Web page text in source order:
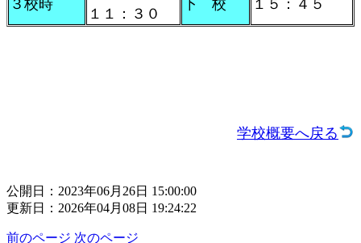
３校時
１１：３０
下 校 １５：４５
学校概要へ戻る
公開日：2023年06月26日 15:00:00
更新日：2026年04月08日 19:24:22
前のページ 次のページ